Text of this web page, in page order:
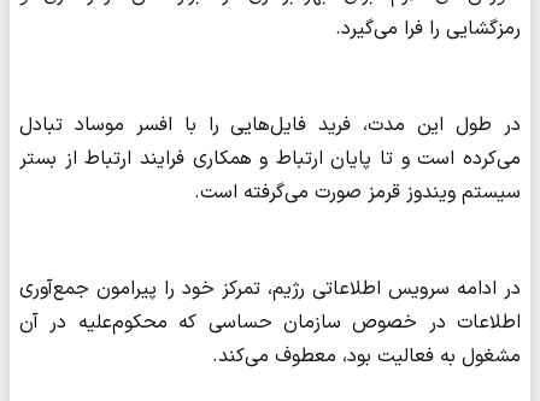
رمزگشایی را فرا می‌گیرد.
در طول این مدت، فرید فایل‌هایی را با افسر موساد تبادل
می‌کرده است و تا پایان ارتباط و همکاری فرایند ارتباط از بستر
سیستم ویندوز قرمز صورت می‌گرفته است.
در ادامه سرویس اطلاعاتی رژیم، تمرکز خود را پیرامون جمع‌آوری
اطلاعات در خصوص سازمان حساسی که محکوم‌علیه در آن
مشغول به فعالیت بود، معطوف می‌کند.